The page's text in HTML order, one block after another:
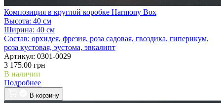
Композиция в круглой коробке Harmony Box
Высота: 40 см
Ширина: 40 см
Состав: орхидея, фрезия, роза садовая, гвоздика, гиперикум,
роза кустовая, эустома, эвкалипт
Артикул: 0301-0029
3 175.00 грн
В наличии
Подробнее
В корзину